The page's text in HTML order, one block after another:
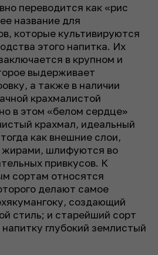
переводится как «рис
название для
которые культивируются
этого напитка. Их
в крупном и
выдерживает
а также в наличии
крахмалистой
в этом «белом сердце»
крахмал, идеальный
как внешние слои,
жирами, шлифуются во
привкусов. К
сортам относятся
делают самое
создающий
стиль; и старейший сорт
глубокий землистый